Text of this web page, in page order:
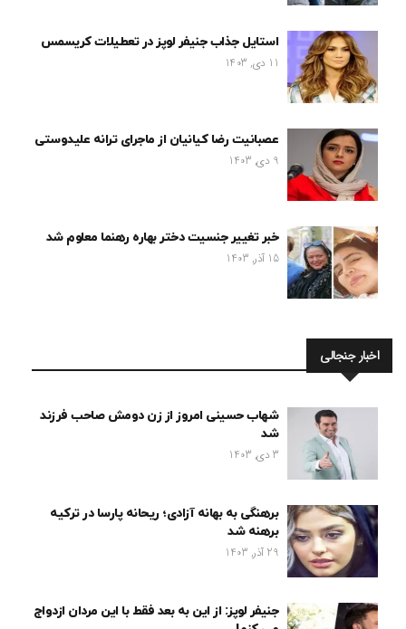
استایل جذاب جنیفر لوپز در تعطیلات کریسمس
11 دی, 1403
عصبانیت رضا کیانیان از ماجرای ترانه علیدوستی
9 دی, 1403
خبر تغییر جنسیت دختر بهاره رهنما معلوم شد
15 آذر, 1403
اخبار جنجالی
شهاب حسینی امروز از زن دومش صاحب فرزند
شد
3 دی, 1403
برهنگی به بهانه آزادی؛ ریحانه پارسا در ترکیه
برهنه شد
29 آذر, 1403
جنیفر لوپز: از این به بعد فقط با این مردان ازدواج